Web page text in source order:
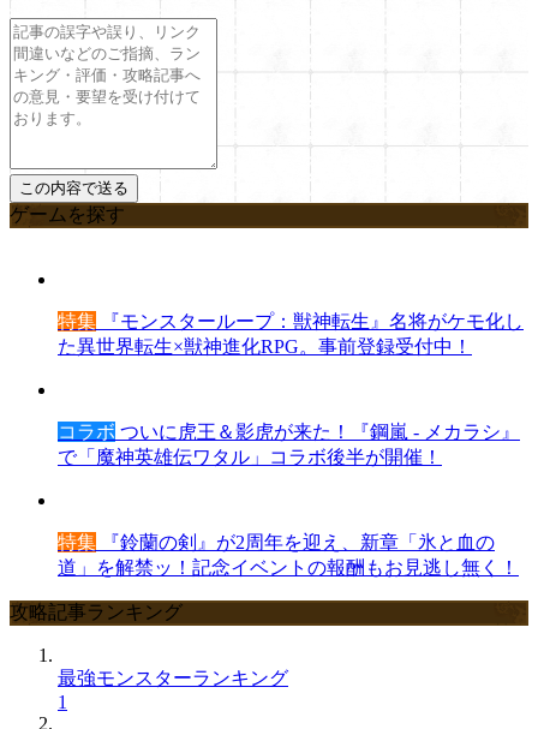
ゲームを探す
特集 『モンスターループ：獣神転生』名将がケモ化し
た異世界転生×獣神進化RPG。事前登録受付中！
コラボ ついに虎王＆影虎が来た！『鋼嵐 - メカラシ』
で「魔神英雄伝ワタル」コラボ後半が開催！
特集 『鈴蘭の剣』が2周年を迎え、新章「氷と血の
道」を解禁ッ！記念イベントの報酬もお見逃し無く！
攻略記事ランキング
最強モンスターランキング
1